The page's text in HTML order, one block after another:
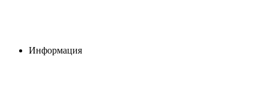
Информация